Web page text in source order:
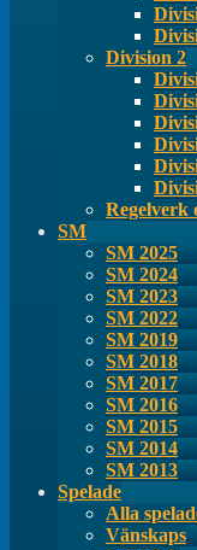
Division 2
Regelverk
SM
SM 2025
SM 2024
SM 2023
SM 2022
SM 2019
SM 2018
SM 2017
SM 2016
SM 2015
SM 2014
SM 2013
Spelade
Alla
Vänskaps